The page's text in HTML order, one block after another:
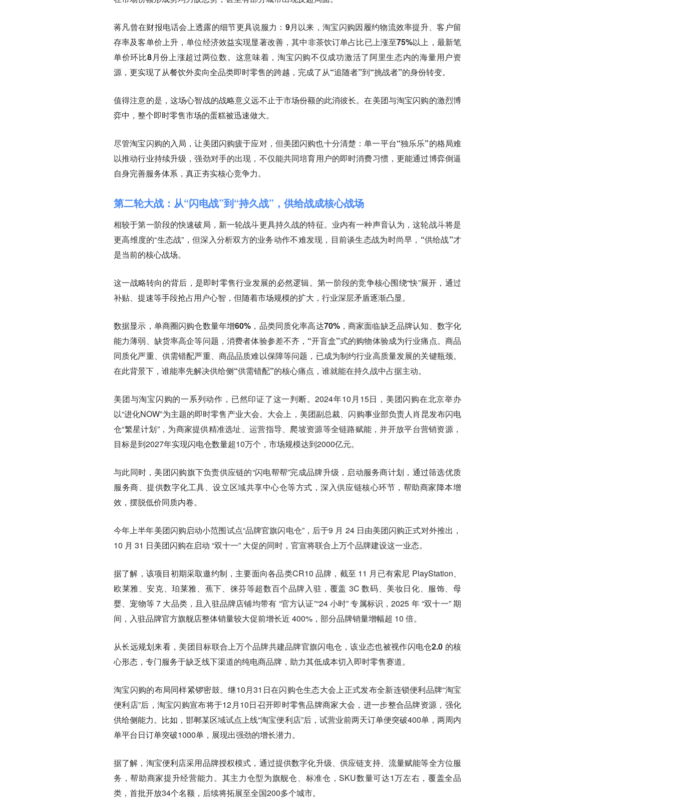
蒋凡曾在财报电话会上透露的细节更具说服力： 9月以来，淘宝闪购因履约物流效率提升、客户留
存率及客单价上升，单位经济效益实现显著改善，其中非茶饮订单占比已上涨至75%以上，最新笔
单价环比8月份上涨超过两位数。这意味着，淘宝闪购不仅成功激活了阿里生态内的海量用户资
源，更实现了从餐饮外卖向全品类即时零售的跨越，完成了从“追随者”到“挑战者”的身份转变。
值得注意的是，这场心智战的战略意义远不止于市场份额的此消彼长。在美团与淘宝闪购的激烈博
弈中，整个即时零售市场的蛋糕被迅速做大。
尽管淘宝闪购的入局，让美团闪购疲于应对，但美团闪购也十分清楚：单一平台“独乐乐”的格局难
以推动行业持续升级，强劲对手的出现，不仅能共同培育用户的即时消费习惯，更能通过博弈倒逼
自身完善服务体系，真正夯实核心竞争力。
第二轮大战：从“闪电战”到“持久战”，供给战成核心战场
相较于第一阶段的快速破局，新一轮战斗更具持久战的特征。业内有一种声音认为，这轮战斗将是
更高维度的“生态战”，但深入分析双方的业务动作不难发现， 目前谈生态战为时尚早，“供给战”才
是当前的核心战场。
这一战略转向的背后，是即时零售行业发展的必然逻辑。第一阶段的竞争核心围绕“快”展开，通过
补贴、提速等手段抢占用户心智，但随着市场规模的扩大，行业深层矛盾逐渐凸显。
数据显示，单商圈闪购仓数量年增60%，品类同质化率高达70%，商家面临缺乏品牌认知、数字化
能力薄弱、缺货率高企等问题，消费者体验参差不齐，“开盲盒”式的购物体验成为行业痛点。商品
同质化严重、供需错配严重、商品品质难以保障等问题，已成为制约行业高质量发展的关键瓶颈。
在此背景下，谁能率先解决供给侧“供需错配”的核心痛点，谁就能在持久战中占据主动。
美团与淘宝闪购的一系列动作，已然印证了这一判断。2024年10月15日，美团闪购在北京举办
以“进化NOW”为主题的即时零售产业大会。大会上，美团副总裁、闪购事业部负责人肖昆发布闪电
仓“繁星计划”，为商家提供精准选址、运营指导、爬坡资源等全链路赋能，并开放平台营销资源，
目标是到2027年实现闪电仓数量超10万个，市场规模达到2000亿元。
与此同时，美团闪购旗下负责供应链的“闪电帮帮”完成品牌升级，启动服务商计划，通过筛选优质
服务商、提供数字化工具、设立区域共享中心仓等方式，深入供应链核心环节，帮助商家降本增
效，摆脱低价同质内卷。
今年上半年美团闪购启动小范围试点“品牌官旗闪电仓”，后于9 月 24 日由美团闪购正式对外推出，
10 月 31 日美团闪购在启动 “双十一” 大促的同时，官宣将联合上万个品牌建设这一业态。
据了解，该项目初期采取邀约制，主要面向各品类CR10 品牌，截至 11 月已有索尼 PlayStation、
欧莱雅、安克、珀莱雅、蕉下、徕芬等超数百个品牌入驻，覆盖 3C 数码、美妆日化、服饰、母
婴、宠物等 7 大品类，且入驻品牌店铺均带有 “官方认证”“24 小时” 专属标识，2025 年 “双十一” 期
间，入驻品牌官方旗舰店整体销量较大促前增长近 400%，部分品牌销量增幅超 10 倍。
从长远规划来看，美团目标联合上万个品牌共建品牌官旗闪电仓，该业态也被视作闪电仓2.0 的核
心形态，专门服务于缺乏线下渠道的纯电商品牌，助力其低成本切入即时零售赛道。
淘宝闪购的布局同样紧锣密鼓。继10月31日在闪购仓生态大会上正式发布全新连锁便利品牌“淘宝
便利店”后，淘宝闪购宣布将于12月10日召开即时零售品牌商家大会，进一步整合品牌资源，强化
供给侧能力。比如，邯郸某区域试点上线“淘宝便利店”后，试营业前两天订单便突破400单，两周内
单平台日订单突破1000单，展现出强劲的增长潜力。
据了解，淘宝便利店采用品牌授权模式，通过提供数字化升级、供应链支持、流量赋能等全方位服
务，帮助商家提升经营能力。其主力仓型为旗舰仓、标准仓，SKU数量可达1万左右，覆盖全品
类，首批开放34个名额，后续将拓展至全国200多个城市。